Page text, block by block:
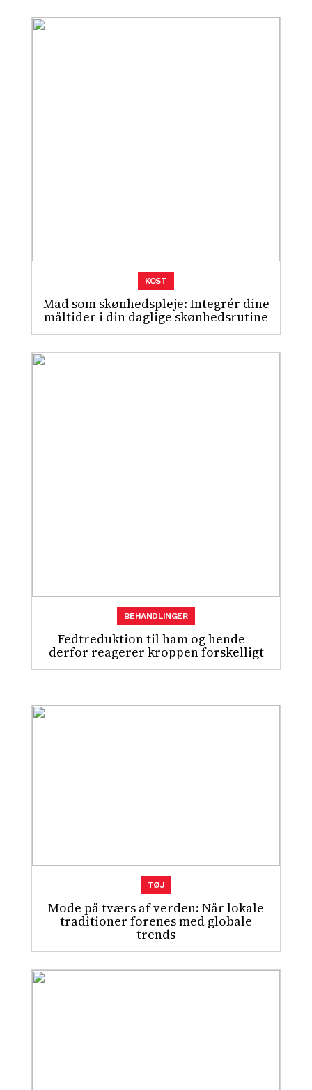
Mad som skønhedspleje: Integrér dine
måltider i din daglige skønhedsrutine
KOST
Fedtreduktion til ham og hende –
derfor reagerer kroppen forskelligt
BEHANDLINGER
Mode på tværs af verden: Når lokale
traditioner forenes med globale
trends
TØJ